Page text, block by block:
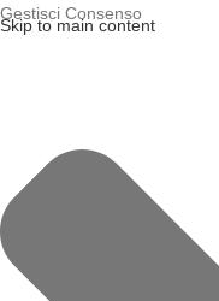
Gestisci Consenso
Skip to main content